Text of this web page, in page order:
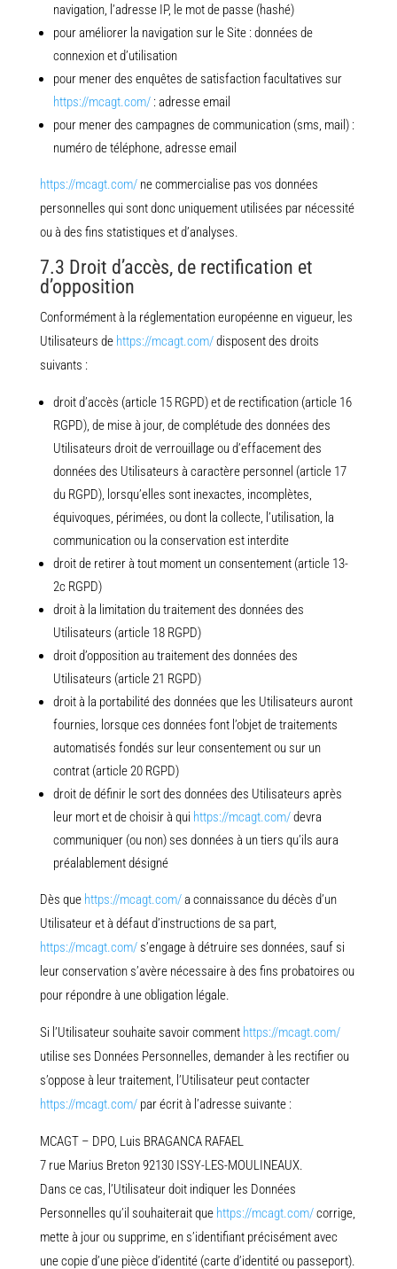
navigation, l’adresse IP, le mot de passe (hashé)
pour améliorer la navigation sur le Site : données de
connexion et d’utilisation
pour mener des enquêtes de satisfaction facultatives sur
https://mcagt.com/: adresse email
pour mener des campagnes de communication (sms, mail) :
numéro de téléphone, adresse email
https://mcagt.com/ne commercialise pas vos données
personnelles qui sont donc uniquement utilisées par nécessité
ou à des fins statistiques et d’analyses.
7.3 Droit d’accès, de rectification et
d’opposition
Conformément à la réglementation européenne en vigueur, les
Utilisateurs de https://mcagt.com/disposent des droits
suivants :
droit d’accès (article 15 RGPD) et de rectification (article 16
RGPD), de mise à jour, de complétude des données des
Utilisateurs droit de verrouillage ou d’effacement des
données des Utilisateurs à caractère personnel (article 17
du RGPD), lorsqu’elles sont inexactes, incomplètes,
équivoques, périmées, ou dont la collecte, l’utilisation, la
communication ou la conservation est interdite
droit de retirer à tout moment un consentement (article 13-
2c RGPD)
droit à la limitation du traitement des données des
Utilisateurs (article 18 RGPD)
droit d’opposition au traitement des données des
Utilisateurs (article 21 RGPD)
droit à la portabilité des données que les Utilisateurs auront
fournies, lorsque ces données font l’objet de traitements
automatisés fondés sur leur consentement ou sur un
contrat (article 20 RGPD)
droit de définir le sort des données des Utilisateurs après
leur mort et de choisir à qui https://mcagt.com/devra
communiquer (ou non) ses données à un tiers qu’ils aura
préalablement désigné
Dès que https://mcagt.com/a connaissance du décès d’un
Utilisateur et à défaut d’instructions de sa part,
https://mcagt.com/s’engage à détruire ses données, sauf si
leur conservation s’avère nécessaire à des fins probatoires ou
pour répondre à une obligation légale.
Si l’Utilisateur souhaite savoir comment https://mcagt.com/
utilise ses Données Personnelles, demander à les rectifier ou
s’oppose à leur traitement, l’Utilisateur peut contacter
https://mcagt.com/par écrit à l’adresse suivante :
MCAGT – DPO, Luis BRAGANCA RAFAEL
7 rue Marius Breton 92130 ISSY-LES-MOULINEAUX.
Dans ce cas, l’Utilisateur doit indiquer les Données
Personnelles qu’il souhaiterait que https://mcagt.com/corrige,
mette à jour ou supprime, en s’identifiant précisément avec
une copie d’une pièce d’identité (carte d’identité ou passeport).